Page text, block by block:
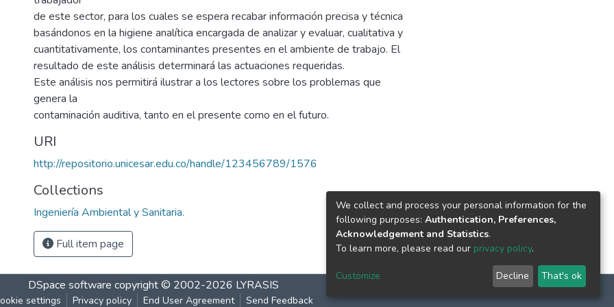
de este sector, para los cuales se espera recabar información precisa y técnica
basándonos en la higiene analítica encargada de analizar y evaluar, cualitativa y
cuantitativamente, los contaminantes presentes en el ambiente de trabajo. El
resultado de este análisis determinará las actuaciones requeridas.
Este análisis nos permitirá ilustrar a los lectores sobre los problemas que
genera la
contaminación auditiva, tanto en el presente como en el futuro.
URI
http://repositorio.unicesar.edu.co/handle/123456789/1576
Collections
Ingeniería Ambiental y Sanitaria.
Full item page
DSpace software copyright © 2002-2026 LYRASIS
settings Privacy policy End User Agreement Send Feedback
We collect and process your personal information for the
following purposes: Authentication, Preferences,
Acknowledgement and Statistics.
To learn more, please read our privacy policy.
Customize Decline That's ok